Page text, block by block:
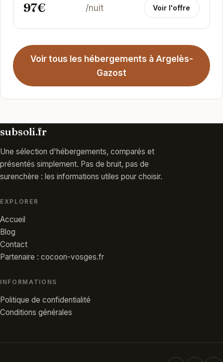
97€ /nuit Voir l'offre
Voir tous les hébergements à Argelès-
Gazost
subsoli.fr
Une sélection d'hébergements, comparés et
présentés simplement. Pas de bruit, pas de
surenchère : les informations utiles pour choisir.
EXPLORER
Accueil
Blog
Contact
Partenaire : cocoon-vosges.fr
INFORMATIONS
Politique de confidentialité
Conditions générales